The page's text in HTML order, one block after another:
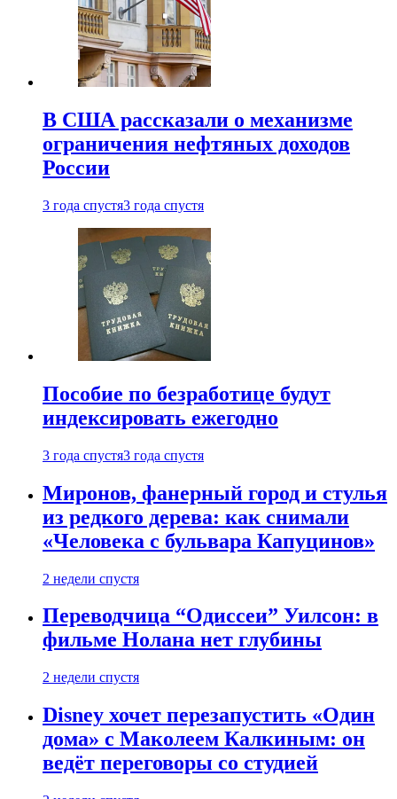
В США рассказали о механизме
ограничения нефтяных доходов
России
3 года спустя3 года спустя
Пособие по безработице будут
индексировать ежегодно
3 года спустя3 года спустя
Миронов, фанерный город и стулья
из редкого дерева: как снимали
«Человека с бульвара Капуцинов»
2 недели спустя
Переводчица “Одиссеи” Уилсон: в
фильме Нолана нет глубины
2 недели спустя
Disney хочет перезапустить «Один
дома» с Маколеем Калкиным: он
ведёт переговоры со студией